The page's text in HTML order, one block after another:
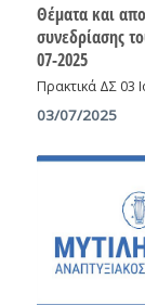
Θέματα και
συνεδρίασης
07-2025
Πρακτικά ΔΣ 03
03/07/2025